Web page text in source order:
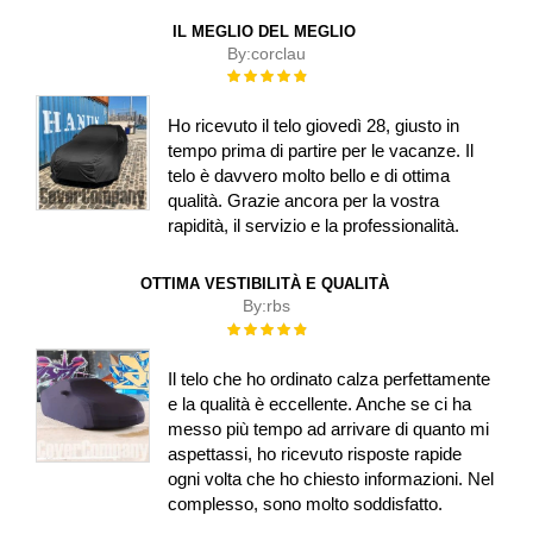
IL MEGLIO DEL MEGLIO
By:corclau
Rating:
Ho ricevuto il telo giovedì 28, giusto in
tempo prima di partire per le vacanze. Il
telo è davvero molto bello e di ottima
qualità. Grazie ancora per la vostra
rapidità, il servizio e la professionalità.
OTTIMA VESTIBILITÀ E QUALITÀ
By:rbs
Rating:
Il telo che ho ordinato calza perfettamente
e la qualità è eccellente. Anche se ci ha
messo più tempo ad arrivare di quanto mi
aspettassi, ho ricevuto risposte rapide
ogni volta che ho chiesto informazioni. Nel
complesso, sono molto soddisfatto.